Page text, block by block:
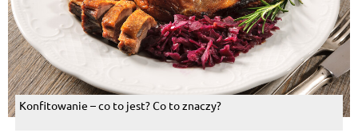
Konfitowanie – co to jest? Co to znaczy?